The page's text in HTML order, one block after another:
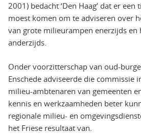
2001) bedacht ‘Den Haag’ dat er
moest komen om te adviseren over
van grote milieurampen enerzijds en
anderzijds.
Onder voorzitterschap van oud-
Enschede adviseerde die commissie
milieu-ambtenaren van gemeenten
kennis en werkzaamheden beter
regionale milieu- en
het Friese resultaat van.